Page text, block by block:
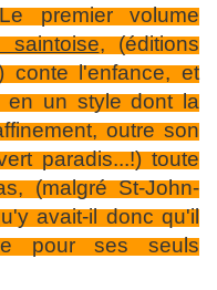
premier volume
saintoise, (éditions
conte l'enfance, et
en un style dont la
outre son
paradis...!) toute
(malgré St-John-
avait-il donc qu'il
pour ses seuls